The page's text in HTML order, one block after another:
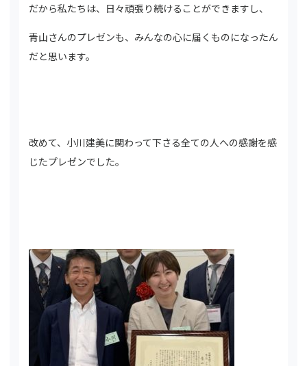
だから私たちは、日々頑張り続けることができますし、
青山さんのプレゼンも、みんなの心に届くものになったん
だと思います。
改めて、小川建美に関わって下さる全ての人への感謝を感
じたプレゼンでした。